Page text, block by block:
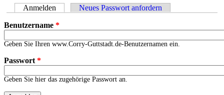
Haupt-Reiter
Anmelden (aktiver Reiter)
Neues Passwort anfordern
Benutzername *
Geben Sie Ihren www.Corry-Guttstadt.de-Benutzernamen ein.
Passwort *
Geben Sie hier das zugehörige Passwort an.